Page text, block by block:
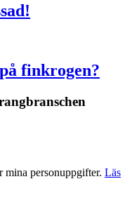
finkrogen?
mina personuppgifter. Läs